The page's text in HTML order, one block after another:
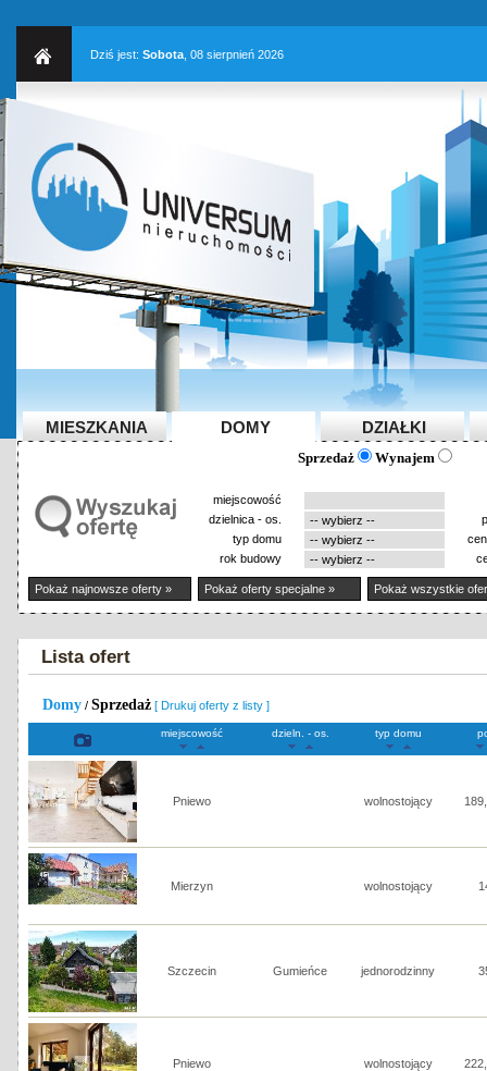
Dziś jest: Sobota , 08 sierpnień 2026
Sprzedaż Wynajem
MIESZKANIA DOMY DZIAŁKI
miejscowość
dzielnica - os.
typ domu
rok budowy
Pokaż najnowsze oferty » Pokaż oferty specjalne » Pokaż wszystkie
Lista ofert
Domy / Sprzedaż [ Drukuj oferty z listy ]
miejscowość dzieln. - os. typ domu
Pniewo wolnostojący
Mierzyn wolnostojący
Szczecin Gumieńce jednorodzinny
Pniewo wolnostojący